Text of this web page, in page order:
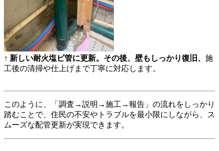
↑ 新しい耐火塩ビ管に更新。その後、壁もしっかり復旧、 施
工後の清掃や仕上げまで丁寧に対応します。
このように、「調査→説明→施工→報告」の流れをしっかり
踏むことで、住民の不安やトラブルを最小限にしながら、ス
ムーズな配管更新が実現できます。